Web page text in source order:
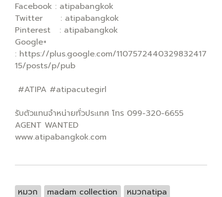
Facebook : atipabangkok
Twitter : atipabangkok
Pinterest : atipabangkok
Google+
: https://plus.google.com/1107572440329832417
15/posts/p/pub
#ATIPA #atipacutegirl
รับตัวแทนจำหน่ายทั่วประเทศ โทร 099-320-6655
AGENT WANTED
www.atipabangkok.com
หมวก madam collection
หมวกatipa